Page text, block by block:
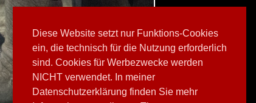
Diese Website setzt nur Funktions-Cookies
ein, die technisch für die Nutzung erforderlich
sind. Cookies für Werbezwecke werden
NICHT verwendet. In meiner
Datenschutzerklärung finden Sie mehr